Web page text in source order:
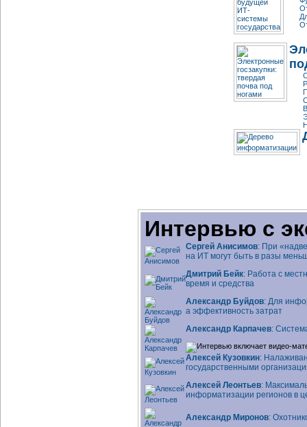
Интервью с
Сергей Анисимов: При
на ИТ могут быть в разы
Дмитрий Бейк: Работа с
время и средства
Александр Буйдов: Для
а эффективность затрат
Александр Карпачев:
Алексей Кузовкин:
государственными
Алексей Леонтьев:
информатизации регионов в
Александр Миронов: